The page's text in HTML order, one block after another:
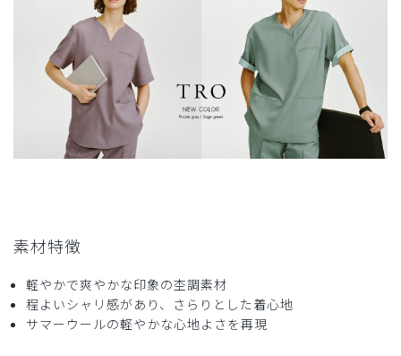
A71メンズ:レイヤードスクラブトップス・TRO/
ディープネイビー/XL
役に立った
2025-08-26
着心地も良く、袖を捲った時のストライプが可愛いとスタッ
商品：A71メンズ:レイヤードスクラブトップス・TRO/
ディープネイビー/M
素材特徴
軽やかで爽やかな印象の杢調素材
程よいシャリ感があり、さらりとした着心地
サマーウールの軽やかな心地よさを再現